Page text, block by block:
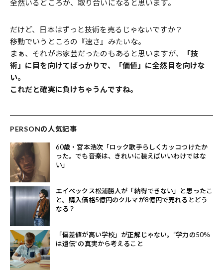
全然いるどころか、取り合いになると思います。
だけど、日本はずっと技術を売るじゃないですか？
移動でいうところの『速さ』みたいな。
まぁ、それがお家芸だったのもあると思いますが、
「技
術」に目を向けてばっかりで、「価値」に全然目を向けな
い。
これだと確実に負けちゃうんですね。
PERSONの人気記事
60歳・宮本浩次「ロック歌手らしくカッコつけたか
った。でも音楽は、きれいに装えばいいわけではな
い」
エイベックス松浦勝人が「納得できない」と思ったこ
と。購入価格5億円のクルマが8億円で売れるとどう
なる？
「偏差値が高い学校」が正解じゃない。“学力の50％
は遺伝”の真実から考えること